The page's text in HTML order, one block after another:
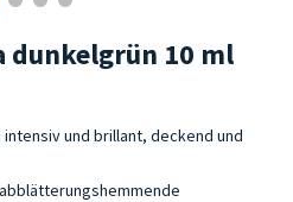
dunkelgrün 10 ml
intensiv und brillant, deckend und